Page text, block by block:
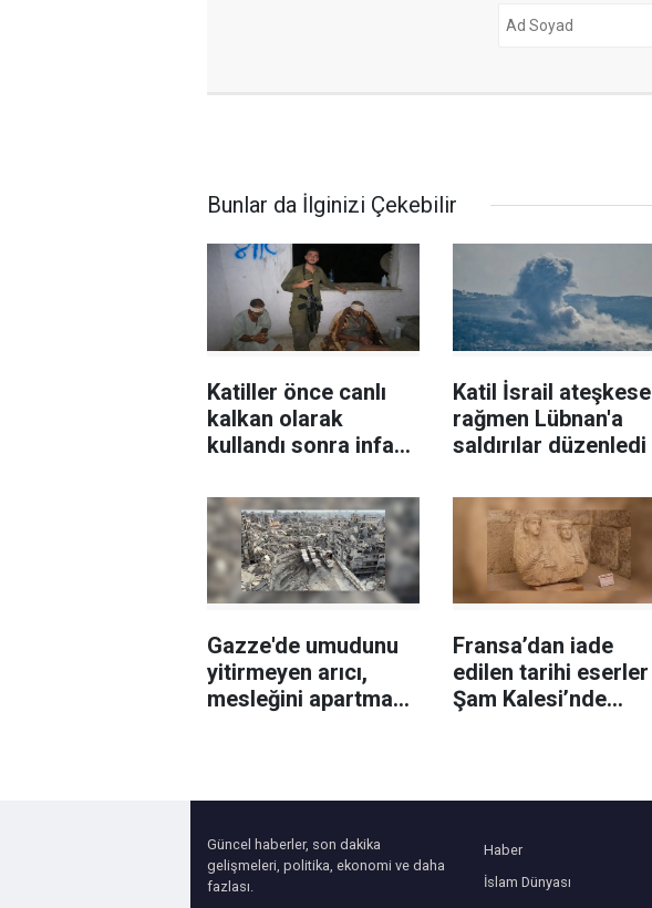
Bunlar da İlginizi Çekebilir
Katiller önce canlı
kalkan olarak
kullandı sonra infaz
Katil İsrail ateşkese
rağmen Lübnan'a
saldırılar düzenledi
Gazze'de umudunu
yitirmeyen arıcı,
mesleğini apartman
Fransa’dan iade
edilen tarihi eserler
Şam Kalesi’nde
Güncel haberler, son dakika
gelişmeleri, politika, ekonomi ve daha
fazlası.
Haber
İslam Dünyası